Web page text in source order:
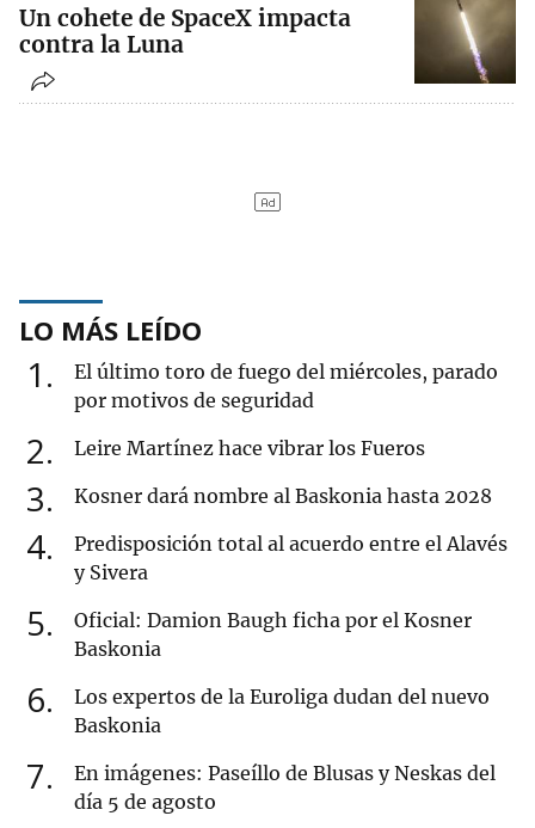
Un cohete de SpaceX impacta
contra la Luna
LO MÁS LEÍDO
1
El último toro de fuego del miércoles, parado
por motivos de seguridad
2 Leire Martínez hace vibrar los Fueros
3 Kosner dará nombre al Baskonia hasta 2028
4
Predisposición total al acuerdo entre el Alavés
y Sivera
5
Oficial: Damion Baugh ficha por el Kosner
Baskonia
6
Los expertos de la Euroliga dudan del nuevo
Baskonia
7
En imágenes: Paseíllo de Blusas y Neskas del
día 5 de agosto